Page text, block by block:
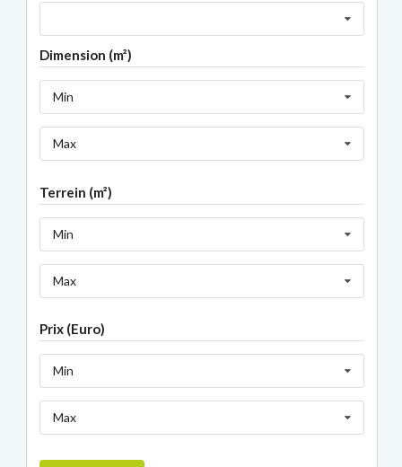
Dimension (m²)
Min
Max
Terrein (m²)
Min
Max
Prix (Euro)
Min
Max